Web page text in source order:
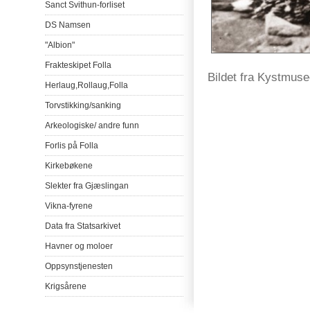
Sanct Svithun-forliset
DS Namsen
"Albion"
Frakteskipet Folla
Herlaug,Rollaug,Folla
Torvstikking/sanking
Arkeologiske/andre funn
Forlis på Folla
Kirkebøkene
Slekter fra Gjæslingan
Vikna-fyrene
Data fra Statsarkivet
Havner og moloer
Oppsynstjenesten
Krigsårene
Bildet fra